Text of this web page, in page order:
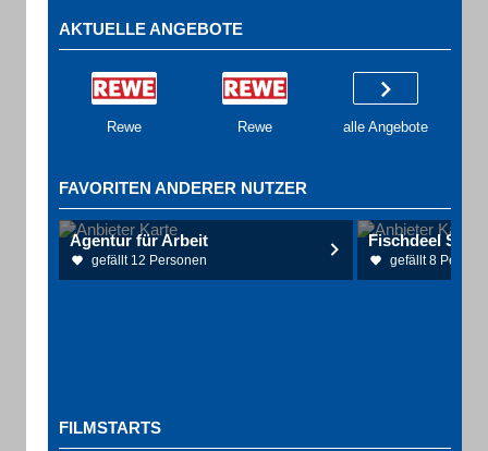
AKTUELLE ANGEBOTE
Rewe Rewe alle Angebote
FAVORITEN ANDERER NUTZER
Agentur für Arbeit
gefällt 12 Personen
Fischdeel
gefällt 8
FILMSTARTS